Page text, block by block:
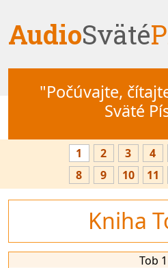
AudioSväté
"Počúvajte,
Sväté
1 2 3 4
8
9 10 11
Kniha
Tob 1